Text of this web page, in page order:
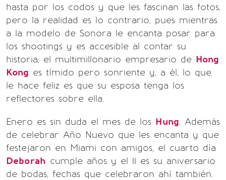
hasta por los codos y que les fascinan las fotos,
pero la realidad es lo contrario, pues mientras
a la modelo de Sonora le encanta posar para
los shootings y es accesible al contar su
historia, el multimillonario empresario de Hong
Kong es tímido pero sonriente y, a él, lo que
le hace feliz es que su esposa tenga los
reflectores sobre ella.
Enero es sin duda el mes de los Hung. Además
de celebrar Año Nuevo que les encanta y que
festejaron en Miami con amigos, el cuarto día
Deborah cumple años y el 11 es su aniversario
de bodas, fechas que celebraron ahí también.